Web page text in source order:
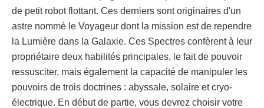
de petit robot flottant. Ces derniers sont originaires d'un
astre nommé le Voyageur dont la mission est de rependre
la Lumière dans la Galaxie. Ces Spectres confèrent à leur
propriétaire deux habilités principales, le fait de pouvoir
ressusciter, mais également la capacité de manipuler les
pouvoirs de trois doctrines : abyssale, solaire et cryo-
électrique. En début de partie, vous devrez choisir votre